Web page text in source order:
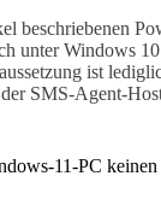
beschriebenen
unter Windows
ist
SMS-Agent-
11-PC keinen